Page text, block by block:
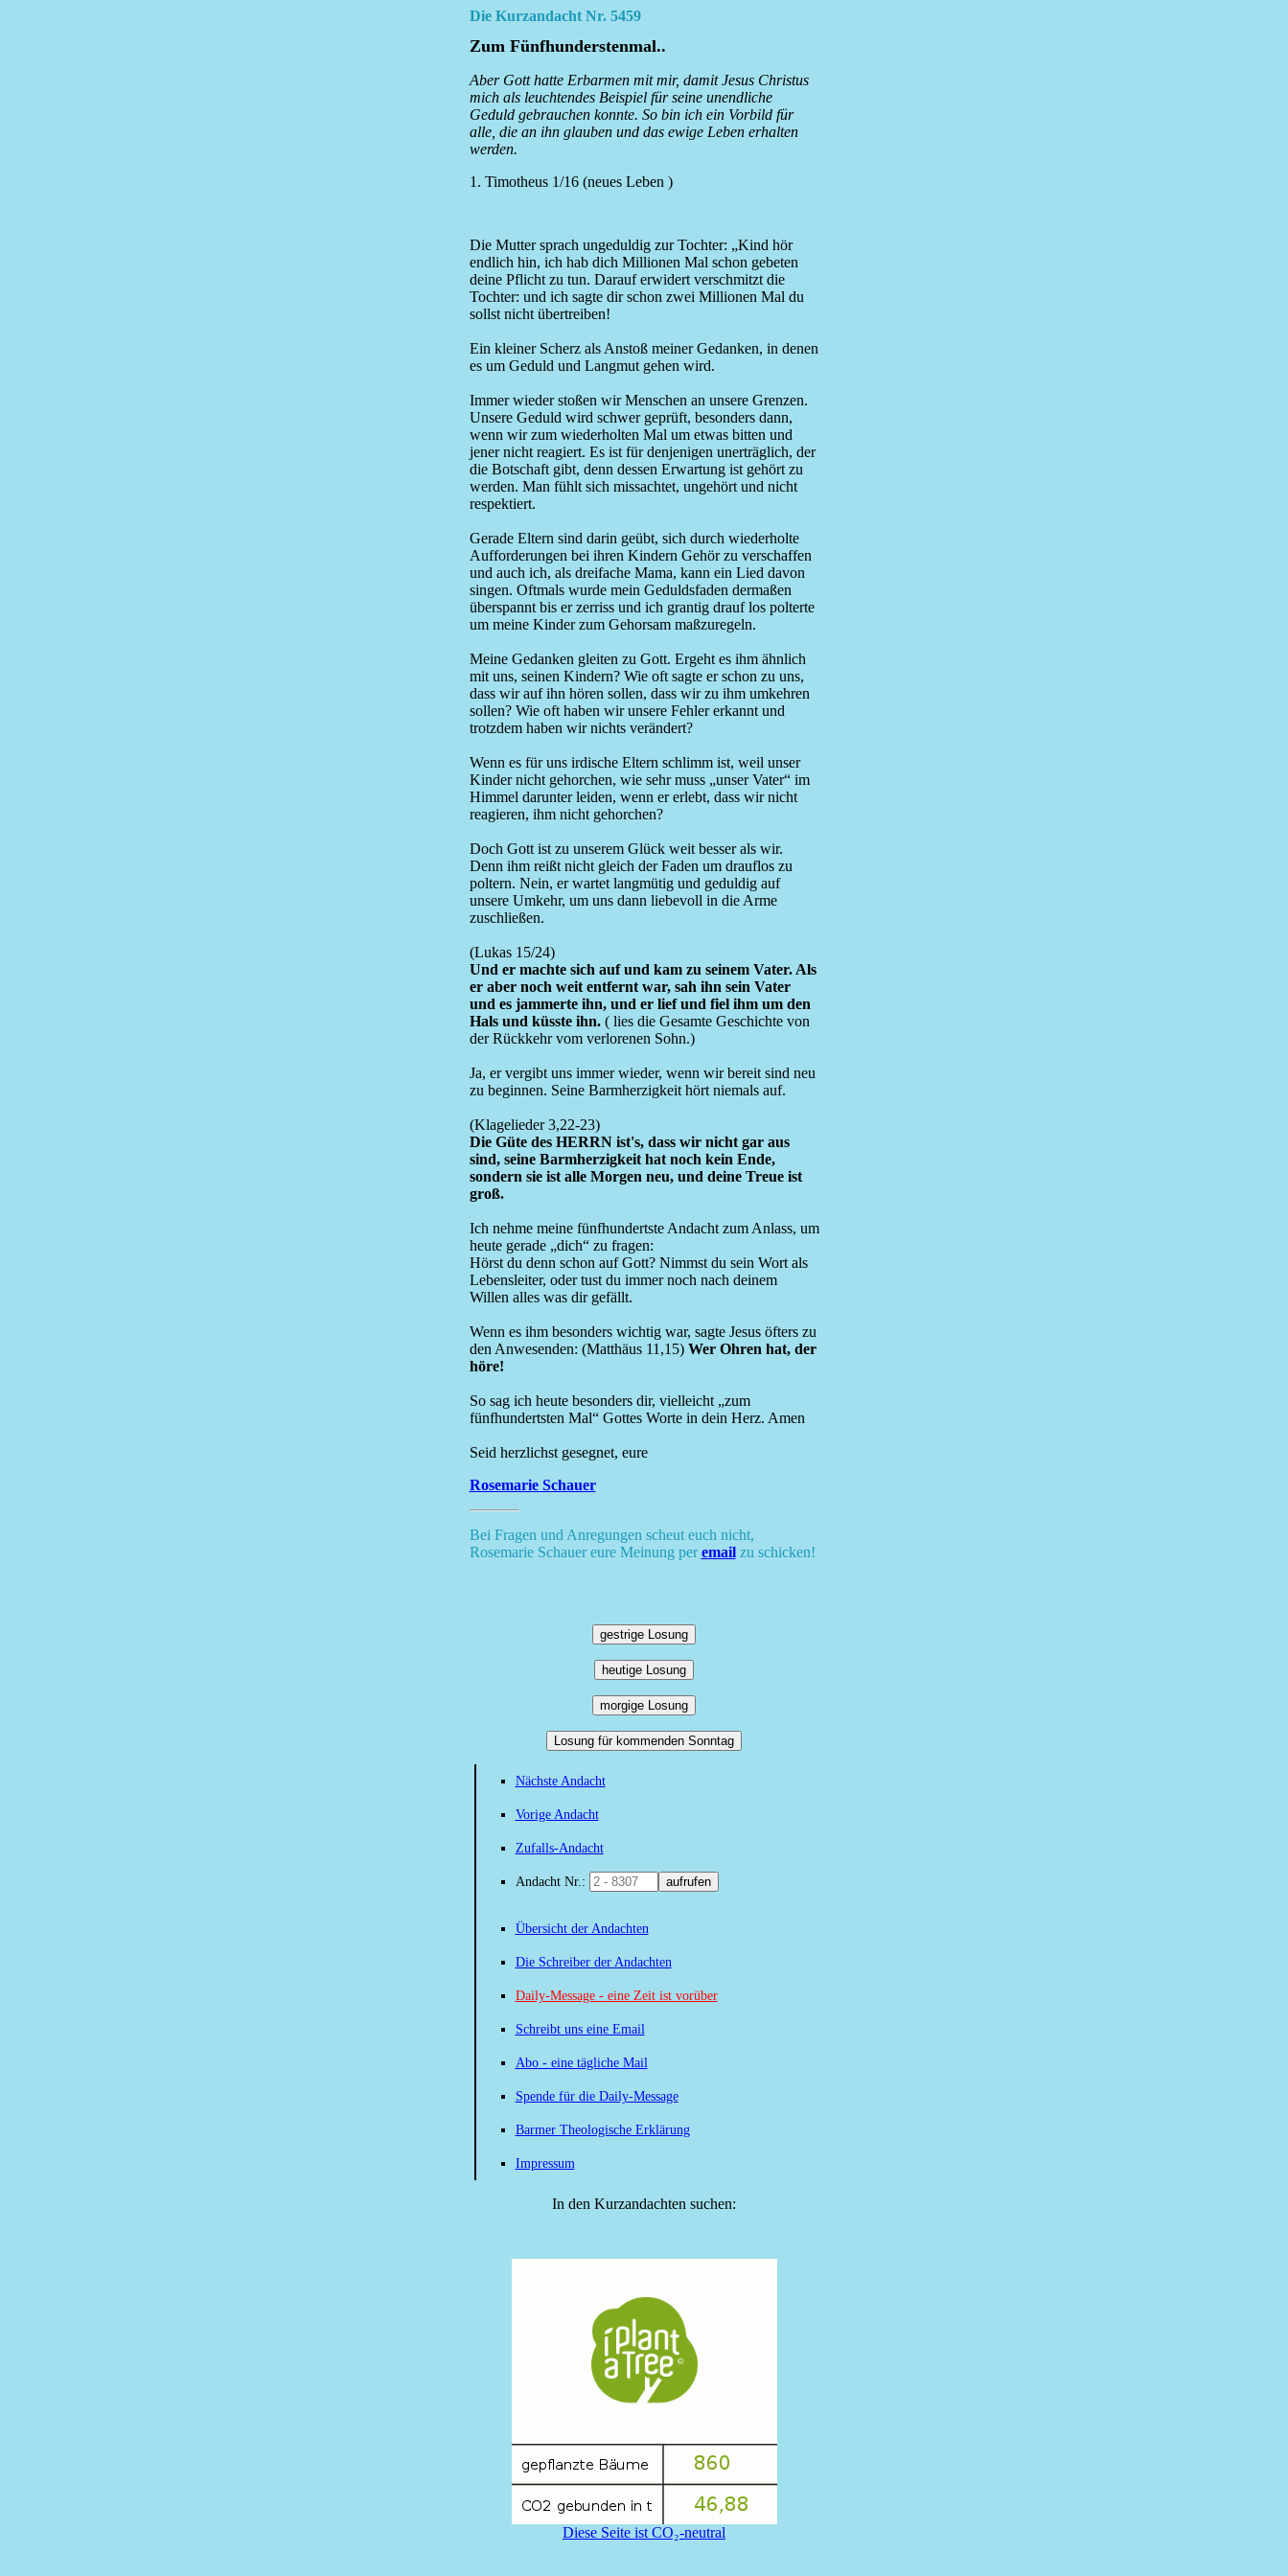
Die Kurzandacht Nr. 5459
Zum Fünfhunderstenmal..
Aber Gott hatte Erbarmen mit mir, damit Jesus Christus
mich als leuchtendes Beispiel für seine unendliche
Geduld gebrauchen konnte. So bin ich ein Vorbild für
alle, die an ihn glauben und das ewige Leben erhalten
werden.
1. Timotheus 1/16 (neues Leben )
Die Mutter sprach ungeduldig zur Tochter: „Kind hör
endlich hin, ich hab dich Millionen Mal schon gebeten
deine Pflicht zu tun. Darauf erwidert verschmitzt die
Tochter: und ich sagte dir schon zwei Millionen Mal du
sollst nicht übertreiben!
Ein kleiner Scherz als Anstoß meiner Gedanken, in denen
es um Geduld und Langmut gehen wird.
Immer wieder stoßen wir Menschen an unsere Grenzen.
Unsere Geduld wird schwer geprüft, besonders dann,
wenn wir zum wiederholten Mal um etwas bitten und
jener nicht reagiert. Es ist für denjenigen unerträglich, der
die Botschaft gibt, denn dessen Erwartung ist gehört zu
werden. Man fühlt sich missachtet, ungehört und nicht
respektiert.
Gerade Eltern sind darin geübt, sich durch wiederholte
Aufforderungen bei ihren Kindern Gehör zu verschaffen
und auch ich, als dreifache Mama, kann ein Lied davon
singen. Oftmals wurde mein Geduldsfaden dermaßen
überspannt bis er zerriss und ich grantig drauf los polterte
um meine Kinder zum Gehorsam maßzuregeln.
Meine Gedanken gleiten zu Gott. Ergeht es ihm ähnlich
mit uns, seinen Kindern? Wie oft sagte er schon zu uns,
dass wir auf ihn hören sollen, dass wir zu ihm umkehren
sollen? Wie oft haben wir unsere Fehler erkannt und
trotzdem haben wir nichts verändert?
Wenn es für uns irdische Eltern schlimm ist, weil unser
Kinder nicht gehorchen, wie sehr muss „unser Vater“ im
Himmel darunter leiden, wenn er erlebt, dass wir nicht
reagieren, ihm nicht gehorchen?
Doch Gott ist zu unserem Glück weit besser als wir.
Denn ihm reißt nicht gleich der Faden um drauflos zu
poltern. Nein, er wartet langmütig und geduldig auf
unsere Umkehr, um uns dann liebevoll in die Arme
zuschließen.
(Lukas 15/24)
Und er machte sich auf und kam zu seinem Vater. Als
er aber noch weit entfernt war, sah ihn sein Vater
und es jammerte ihn, und er lief und fiel ihm um den
Hals und küsste ihn.( lies die Gesamte Geschichte von
der Rückkehr vom verlorenen Sohn.)
Ja, er vergibt uns immer wieder, wenn wir bereit sind neu
zu beginnen. Seine Barmherzigkeit hört niemals auf.
(Klagelieder 3,22-23)
Die Güte des HERRN ist's, dass wir nicht gar aus
sind, seine Barmherzigkeit hat noch kein Ende,
sondern sie ist alle Morgen neu, und deine Treue ist
groß.
Ich nehme meine fünfhundertste Andacht zum Anlass, um
heute gerade „dich“ zu fragen:
Hörst du denn schon auf Gott? Nimmst du sein Wort als
Lebensleiter, oder tust du immer noch nach deinem
Willen alles was dir gefällt.
Wenn es ihm besonders wichtig war, sagte Jesus öfters zu
den Anwesenden: (Matthäus 11,15) Wer Ohren hat, der
höre!
So sag ich heute besonders dir, vielleicht „zum
fünfhundertsten Mal“ Gottes Worte in dein Herz. Amen
Seid herzlichst gesegnet, eure
Rosemarie Schauer
Bei Fragen und Anregungen scheut euch nicht,
Rosemarie Schauer eure Meinung peremailzu schicken!
gestrige Losung
heutige Losung
morgige Losung
Losung für kommenden Sonntag
Nächste Andacht
Vorige Andacht
Zufalls-Andacht
Andacht Nr.: aufrufen
Übersicht der Andachten
Die Schreiber der Andachten
Daily-Message - eine Zeit ist vorüber
Schreibt uns eine Email
Abo - eine tägliche Mail
Spende für die Daily-Message
Barmer Theologische Erklärung
Impressum
In den Kurzandachten suchen:
Diese Seite ist CO₂-neutral